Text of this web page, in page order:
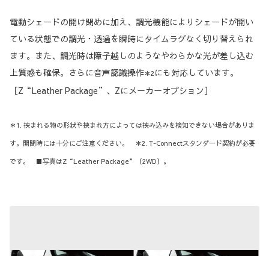
電動シェードの開け閉めに加え、調光機能によりシェードが開い
ている状態での調光・透過を瞬時にタイムラグなく切り替えられ
ます。また、調光時は障子越しのようなやわらかな光が差し込む
上質感も確保。さらに音声認識操作＊2 にも対応しています。
［Z“Leather Package”、Zにメーカーオプション］
＊1. 挟まれる物の形状や挟まれ方によっては挟み込みを検知できない場合がありま
す。開閉時には十分にご注意ください。 ＊2. T-Connectスタンダード契約が必要
です。 ■写真はZ“Leather Package”（2WD）。